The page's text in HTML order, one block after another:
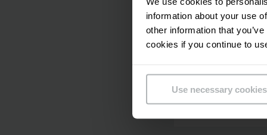
information about your use
other information that
cookies if you continue to
Use necessary
Integración de
Requisitos de